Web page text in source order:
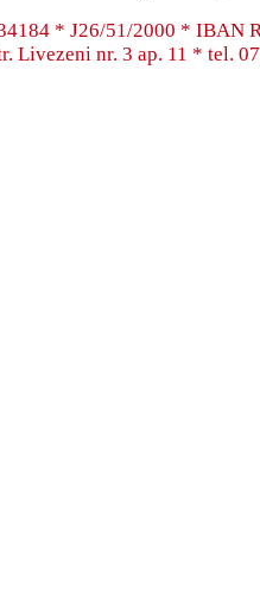
* J26/51/2000 * IBAN
Livezeni nr. 3 ap. 11 * tel.